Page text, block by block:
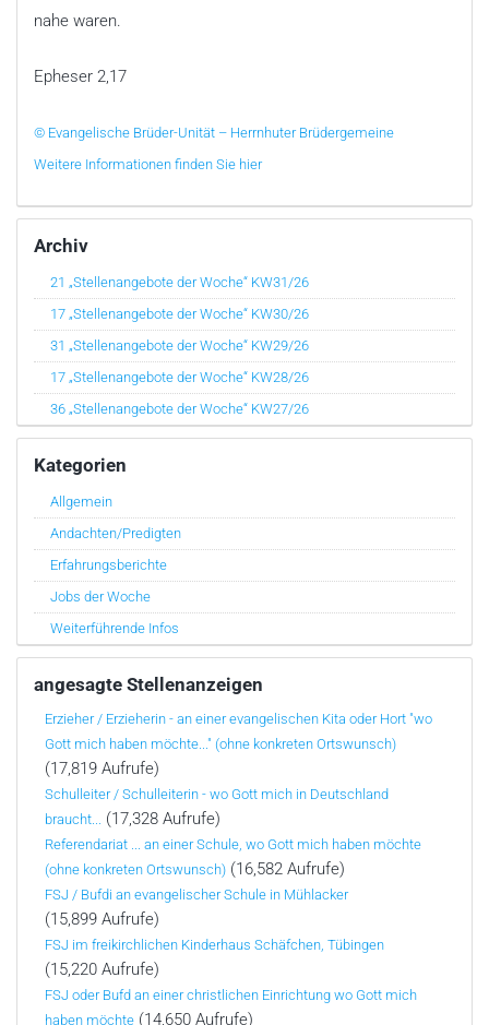
nahe waren.
Epheser 2,17
© Evangelische Brüder-Unität – Herrnhuter Brüdergemeine
Weitere Informationen finden Sie hier
Archiv
21 „Stellenangebote der Woche“ KW31/26
17 „Stellenangebote der Woche“ KW30/26
31 „Stellenangebote der Woche“ KW29/26
17 „Stellenangebote der Woche“ KW28/26
36 „Stellenangebote der Woche“ KW27/26
Kategorien
Allgemein
Andachten/Predigten
Erfahrungsberichte
Jobs der Woche
Weiterführende Infos
angesagte Stellenanzeigen
Erzieher / Erzieherin - an einer evangelischen Kita oder Hort "wo
Gott mich haben möchte..." (ohne konkreten Ortswunsch)
(17,819 Aufrufe)
Schulleiter / Schulleiterin - wo Gott mich in Deutschland
braucht...
(17,328 Aufrufe)
Referendariat ... an einer Schule, wo Gott mich haben möchte
(ohne konkreten Ortswunsch) (16,582 Aufrufe)
FSJ / Bufdi an evangelischer Schule in Mühlacker
(15,899 Aufrufe)
FSJ im freikirchlichen Kinderhaus Schäfchen, Tübingen
(15,220 Aufrufe)
FSJ oder Bufd an einer christlichen Einrichtung wo Gott mich
haben möchte (14,650 Aufrufe)